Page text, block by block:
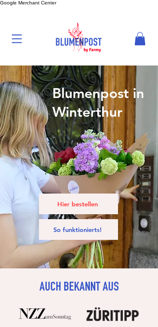
Google Merchant Center
Blumenpost in
Winterthur
So funktionierts!
Hier bestellen
AUCH BEKANNT AUS